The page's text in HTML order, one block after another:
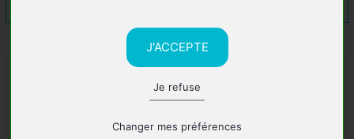
J'ACCEPTE
Je refuse
Changer mes préférences
A lire également